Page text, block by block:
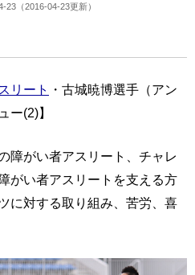
23 （2016-04-23更新）
リート
・古城暁博選手（アン
ー(2)】
障がい者アスリート、チャレ
がい者アスリートを支える方
に対する取り組み、苦労、喜